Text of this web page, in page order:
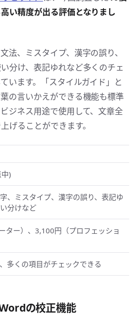
い精度が出る評価となりまし
法、ミスタイプ、漢字の誤り、
分け、表記ゆれなど多くのチェ
います。「スタイルガイド」と
の言いかえができる機能も標準
ジネス用途で使用して、文章全
げることができます。
)
、ミスタイプ、漢字の誤り、表記ゆ
分けなど
ター）、3,100円（プロフェッショ
多くの項目がチェックできる
の校正機能